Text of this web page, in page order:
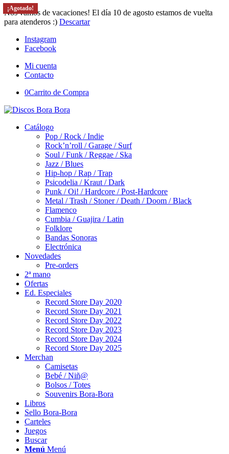
Nos vamos de vacaciones! El día 10 de agosto estamos de vuelta
para atenderos :) Descartar
Instagram
Facebook
Mi cuenta
Contacto
0Carrito de Compra
Catálogo
Pop / Rock / Indie
Rock’n’roll / Garage / Surf
Soul / Funk / Reggae / Ska
Jazz / Blues
Hip-hop / Rap / Trap
Psicodelia / Kraut / Dark
Punk / Oi! / Hardcore / Post-Hardcore
Metal / Trash / Stoner / Death / Doom / Black
Flamenco
Cumbia / Guajira / Latin
Folklore
Bandas Sonoras
Electrónica
Novedades
Pre-orders
2ª mano
Ofertas
Ed. Especiales
Record Store Day 2020
Record Store Day 2021
Record Store Day 2022
Record Store Day 2023
Record Store Day 2024
Record Store Day 2025
Merchan
Camisetas
Bebé / Niñ@
Bolsos / Totes
Souvenirs Bora-Bora
Libros
Sello Bora-Bora
Carteles
Juegos
Buscar
Menú Menú
¡Agotado!
¡Agotado!
¡Agotado!
¡Agotado!
¡Agotado!